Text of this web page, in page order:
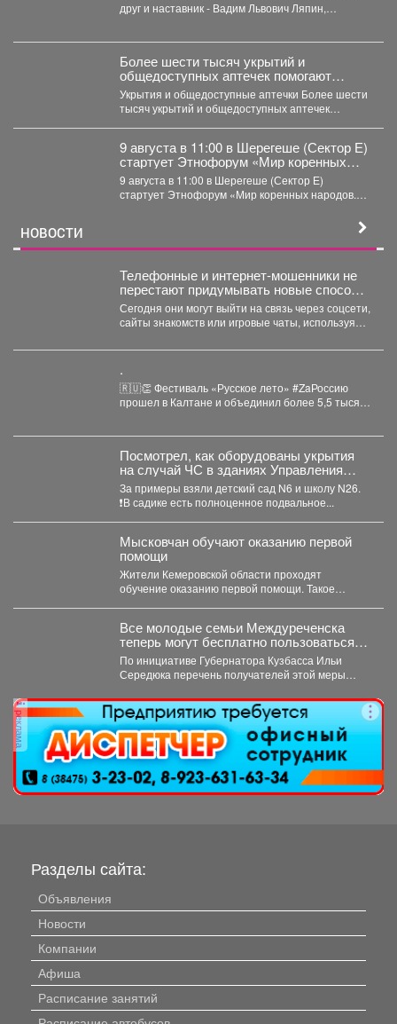
друг и наставник - Вадим Львович Ляпин,
Более шести тысяч укрытий и
общедоступных аптечек помогают
обеспечить безопасность жителей
Кузбасса.
Укрытия и общедоступные аптечки Более шести
тысяч укрытий и общедоступных аптечек
9 августа в 11:00 в Шерегеше (Сектор Е)
стартует Этнофорум «Мир коренных
народов.
9 августа в 11:00 в Шерегеше (Сектор Е)
стартует Этнофорум «Мир коренных народов.
НОВОСТИ
Телефонные и интернет-мошенники не
перестают придумывать новые способы
обмана.
Сегодня они могут выйти на связь через соцсети,
сайты знакомств или игровые чаты, используя
.
🇷🇺👏 Фестиваль «Русское лето» #ZaРоссию
прошел в Калтане и объединил более 5,5 тысяч
Посмотрел, как оборудованы укрытия
на случай ЧС в зданиях Управления
образованием с различной
конструкцией: имеющих подвалы и
предусматривающие только
техподполье.
За примеры взяли детский сад N6 и школу N26.
❗️В садике есть полноценное подвальное...
Мысковчан обучают оказанию первой
помощи
Жители Кемеровской области проходят
обучение оказанию первой помощи. Такое
Все молодые семьи Междуреченска
теперь могут бесплатно пользоваться
предметами первой необходимости для
новорождённых.
По инициативе Губернатора Кузбасса Ильи
Середюка перечень получателей этой меры
реклама
Разделы сайта:
Объявления
Новости
Компании
Афиша
Расписание занятий